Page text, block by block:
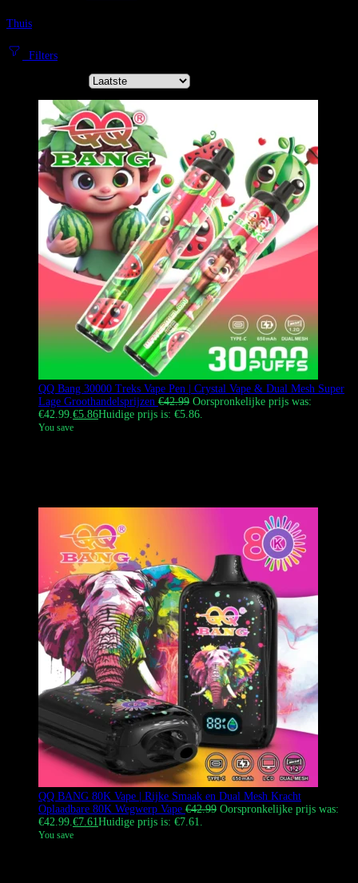
Thuis
Filters
QQ Bang 30000 Treks Vape Pen | Crystal Vape & Dual Mesh Super
Lage Groothandelsprijzen €42.99 Oorspronkelijke prijs was:
€42.99.€5.86Huidige prijs is: €5.86.
You save
QQ BANG 80K Vape | Rijke Smaak en Dual Mesh Kracht
Oplaadbare 80K Wegwerp Vape €42.99 Oorspronkelijke prijs was:
€42.99.€7.61Huidige prijs is: €7.61.
You save